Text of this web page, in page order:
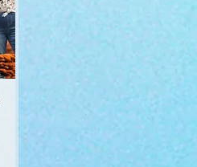
GPPAN urge campaña para que
C5